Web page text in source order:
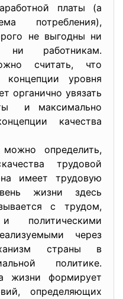
платы (а
потребления),
не выгодны ни
ни работникам.
считать, что
концепции уровня
органично увязать
и максимально
качества
определить,
трудовой
имеет трудовую
жизни здесь
с трудом,
политическими
через
страны в
политике.
жизни формирует
определяющих